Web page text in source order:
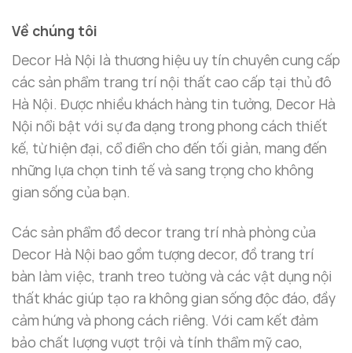
Bộ nước hoa thiên nga gắn đá
Về chúng tôi
Decor Hà Nội là thương hiệu uy tín chuyên cung cấp
các sản phẩm trang trí nội thất cao cấp tại thủ đô
Hà Nội. Được nhiều khách hàng tin tưởng, Decor Hà
Nội nổi bật với sự đa dạng trong phong cách thiết
kế, từ hiện đại, cổ điển cho đến tối giản, mang đến
những lựa chọn tinh tế và sang trọng cho không
gian sống của bạn.
Các sản phẩm đồ decor trang trí nhà phòng của
Decor Hà Nội bao gồm tượng decor, đồ trang trí
bàn làm việc, tranh treo tường và các vật dụng nội
thất khác giúp tạo ra không gian sống độc đáo, đầy
cảm hứng và phong cách riêng. Với cam kết đảm
bảo chất lượng vượt trội và tính thẩm mỹ cao,